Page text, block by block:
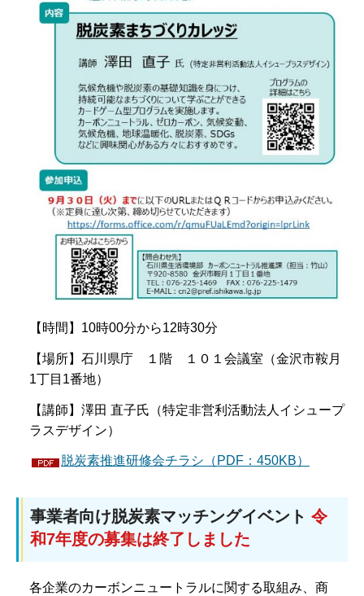
【時間】10時00分から12時30分
【場所】石川県庁 １階 １０１会議室（金沢市鞍月
1丁目1番地）
【講師】澤田 直子氏（特定非営利活動法人イシュープ
ラスデザイン）
脱炭素推進研修会チラシ（PDF：450KB）
事業者向け脱炭素マッチングイベント 令
和7年度の募集は終了しました
各企業のカーボンニュートラルに関する取組み、商